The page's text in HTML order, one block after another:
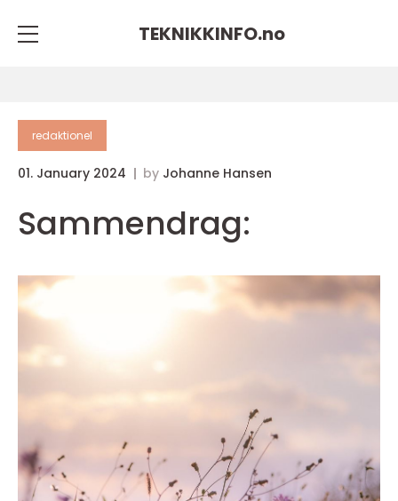
TEKNIKKINFO.no
redaktionel
01. January 2024 by Johanne Hansen
Sammendrag: